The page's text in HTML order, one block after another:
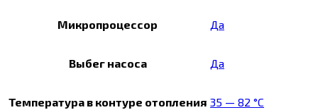
Микропроцессор Да
Выбег насоса Да
Температура в контуре отопления 35 — 82 °C